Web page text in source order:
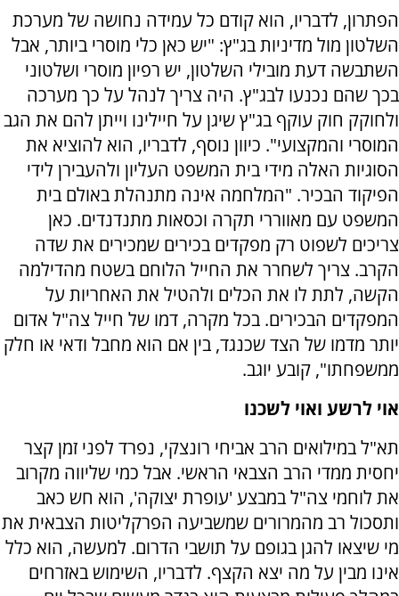
הפתרון, לדבריו, הוא קודם כל עמידה נחושה של מערכת
השלטון מול מדיניות בג"ץ: "יש כאן כלי מוסרי ביותר, אבל
השתבשה דעת מובילי השלטון, יש רפיון מוסרי ושלטוני
בכך שהם נכנעו לבג"ץ. היה צריך לנהל על כך מערכה
ולחוקק חוק עוקף בג"ץ שיגן על חיילינו וייתן להם את הגב
המוסרי והמקצועי". כיוון נוסף, לדבריו, הוא להוציא את
הסוגיות האלה מידי בית המשפט העליון ולהעבירן לידי
הפיקוד הבכיר. "המלחמה אינה מתנהלת באולם בית
המשפט עם מאווררי תקרה וכסאות מתנדנדים. כאן
צריכים לשפוט רק מפקדים בכירים שמכירים את שדה
הקרב. צריך לשחרר את החייל הלוחם בשטח מהדילמה
הקשה, לתת לו את הכלים ולהטיל את האחריות על
המפקדים הבכירים. בכל מקרה, דמו של חייל צה"ל אדום
יותר מדמו של הצד שכנגד, בין אם הוא מחבל ודאי או חלק
ממשפחתו", קובע יוגב.
אוי לרשע ואוי לשכנו
תא"ל במילואים הרב אביחי רונצקי, נפרד לפני זמן קצר
יחסית ממדי הרב הצבאי הראשי. אבל כמי שליווה מקרוב
את לוחמי צה"ל במבצע 'עופרת יצוקה', הוא חש כאב
ותסכול רב מהמרורים שמשביעה הפרקליטות הצבאית את
מי שיצאו להגן בגופם על תושבי הדרום. למעשה, הוא כלל
אינו מבין על מה יצא הקצף. לדבריו, השימוש באזרחים